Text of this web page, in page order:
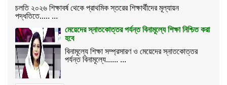
চলতি ২০২৬ শিক্ষাবর্ষ থেকে প্রাথমিক স্তরের শিক্ষার্থীদের মূল্যায়ন
পদ্ধতিতে..... ...
মেয়েদের স্নাতকোত্তর পর্যন্ত বিনামূল্যে শিক্ষা নিশ্চিত করা
হবে
বিনামূল্যে শিক্ষা সম্প্রসারণ ও মেয়েদের স্নাতকোত্তর
পর্যন্ত বিনামূল্যে...... ...